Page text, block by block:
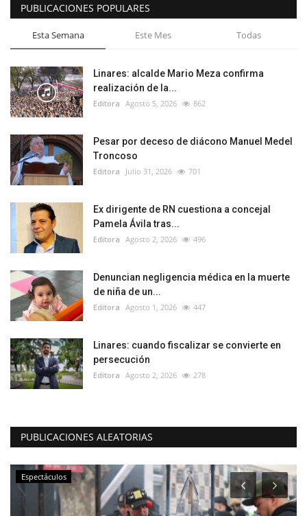
PUBLICACIONES POPULARES
Esta Semana Este Mes Todas
Linares: alcalde Mario Meza confirma
realización de la...
Editora Agosto 5, 2026 862
Pesar por deceso de diácono Manuel Medel
Troncoso
Editora Julio 31, 2026 701
Ex dirigente de RN cuestiona a concejal
Pamela Ávila tras...
Editora Agosto 2, 2026 496
Denuncian negligencia médica en la muerte
de niña de un...
Editora Agosto 1, 2026 447
Linares: cuando fiscalizar se convierte en
persecución
Editora Agosto 2, 2026 278
PUBLICACIONES ALEATORIAS
Espectáculos